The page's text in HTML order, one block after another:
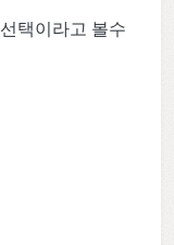
택이라고 볼수